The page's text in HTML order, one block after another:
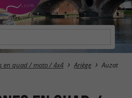
en quad / moto / 4x4 Ariège Auzat